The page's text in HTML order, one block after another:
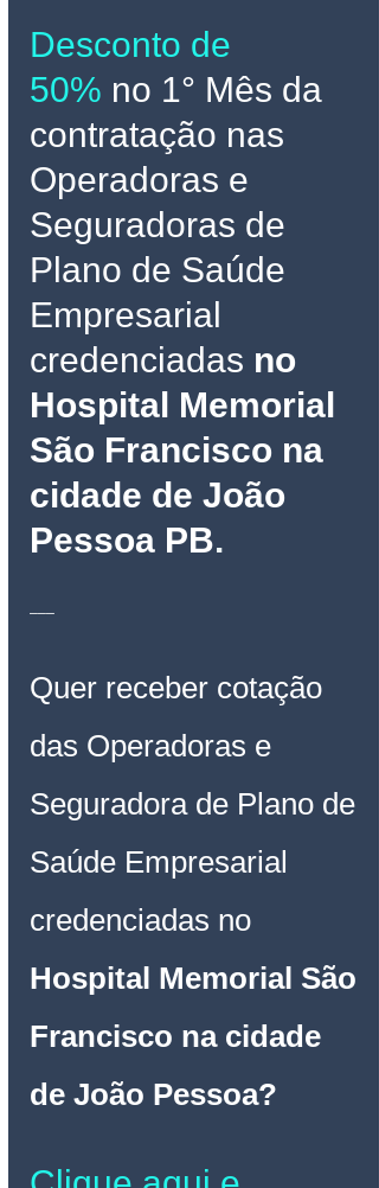
Desconto de
50% no 1° Mês da
contratação nas
Operadoras e
Seguradoras de
Plano de Saúde
Empresarial
credenciadas no
Hospital Memorial
São Francisco na
cidade de João
Pessoa PB.
___
Quer receber cotação
das Operadoras e
Seguradora de Plano de
Saúde Empresarial
credenciadas no
Hospital Memorial São
Francisco na cidade
de João Pessoa?